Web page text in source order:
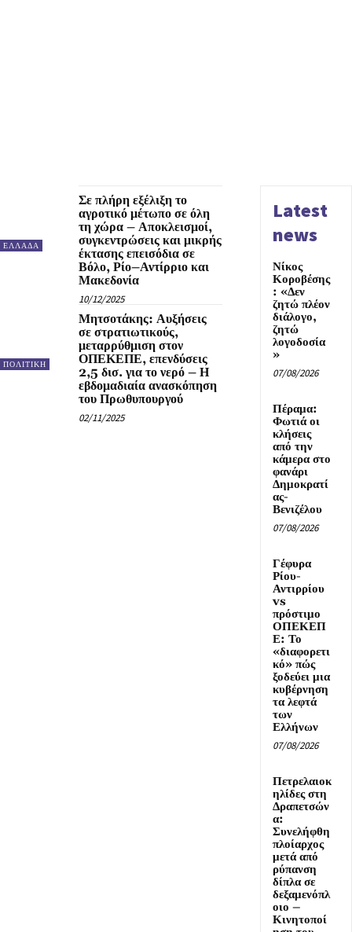
ΕΛΛΑΔΑ
Σε πλήρη εξέλιξη το
αγροτικό μέτωπο σε όλη
τη χώρα – Αποκλεισμοί,
συγκεντρώσεις και μικρής
έκτασης επεισόδια σε
Βόλο, Ρίο–Αντίρριο και
Μακεδονία
10/12/2025
ΠΟΛΙΤΙΚΗ
Μητσοτάκης: Αυξήσεις
σε στρατιωτικούς,
μεταρρύθμιση στον
ΟΠΕΚΕΠΕ, επενδύσεις
2,5 δισ. για το νερό – Η
εβδομαδιαία ανασκόπηση
του Πρωθυπουργού
02/11/2025
Latest
news
Νίκος
Κοροβέσης
: «Δεν
ζητώ πλέον
διάλογο,
ζητώ
λογοδοσία
»
07/08/2026
Πέραμα:
Φωτιά οι
κλήσεις
από την
κάμερα στο
φανάρι
Δημοκρατί
ας-
Βενιζέλου
07/08/2026
Γέφυρα
Ρίου-
Αντιρρίου
vs
πρόστιμο
ΟΠΕΚΕΠ
Ε: Το
«διαφορετι
κό» πώς
ξοδεύει μια
κυβέρνηση
τα λεφτά
των
Ελλήνων
07/08/2026
Πετρελαιοκ
ηλίδες στη
Δραπετσών
α:
Συνελήφθη
πλοίαρχος
μετά από
ρύπανση
δίπλα σε
δεξαμενόπλ
οιο –
Κινητοποί